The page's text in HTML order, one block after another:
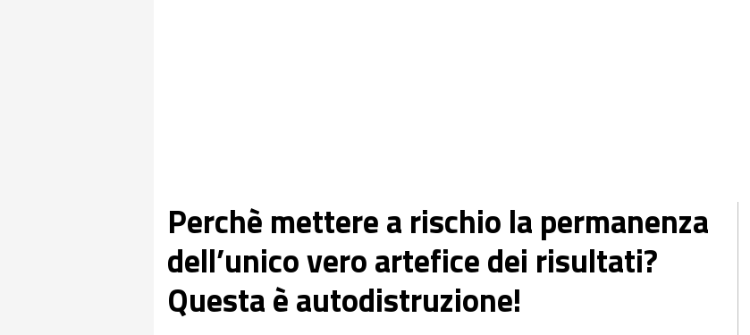
Perchè mettere a rischio la permanenza
dell’unico vero artefice dei risultati?
Questa è autodistruzione!